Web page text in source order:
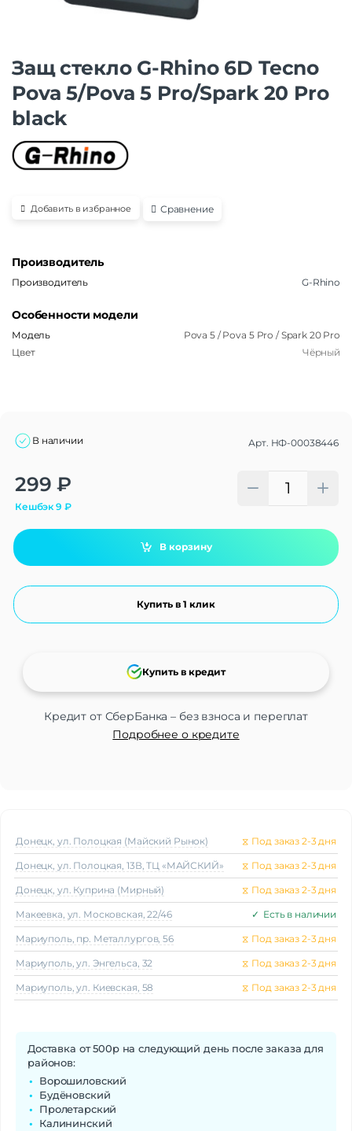
Защ стекло G-Rhino 6D Tecno
Pova 5/Pova 5 Pro/Spark 20 Pro
black
Добавить в избранное Сравнение
Производитель
Производитель G-Rhino
Особенности модели
Модель
Pova 5 / Pova 5 Pro / Spark 20 Pro
Цвет
Чёрный
В наличии Арт. НФ-00038446
299 ₽
Кешбэк9 ₽
В корзину
Купить в 1 клик
Кредит от СберБанка – без взноса и переплат
Подробнее о кредите
Купить в кредит
Alternative:
Донецк, ул. Полоцкая (Майский Рынок) ⧖ Под заказ 2-3 дня
Донецк, ул. Полоцкая, 13В, ТЦ «МАЙСКИЙ» ⧖ Под заказ 2-3 дня
Донецк, ул. Куприна (Мирный) ⧖ Под заказ 2-3 дня
Макеeвка, ул. Московская, 22/46 ✓ Есть в наличии
Мариуполь, пр. Металлургов, 56 ⧖ Под заказ 2-3 дня
Мариуполь, ул. Энгельса, 32 ⧖ Под заказ 2-3 дня
Мариуполь, ул. Киевская, 58 ⧖ Под заказ 2-3 дня
Доставка от 500р на следующий день после заказа для
районов:
Ворошиловский
Будёновский
Пролетарский
Калининский